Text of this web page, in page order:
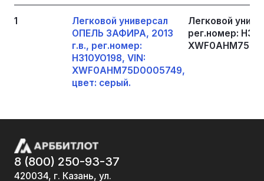
1
Легковой универсал
ОПЕЛЬ ЗАФИРА, 2013
г.в., рег.номер:
Н310УО198, VIN:
XWF0AHM75D0005749,
цвет: серый.
Легковой
рег.номер:
8 (800) 250-93-37
420034, г. Казань, ул.